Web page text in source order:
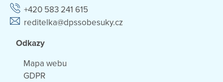
+420 583 241 615
reditelka@dpssobesuky.cz
Odkazy
Mapa webu
GDPR